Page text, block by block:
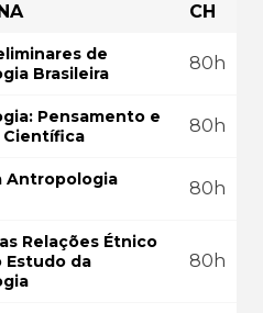
SUA
GRÁTIS
COMEÇAR AGORA
CH
de
Brasileira
80h
Pensamento e
Científica
80h
Antropologia
80h
Relações Étnico
Estudo da
80h